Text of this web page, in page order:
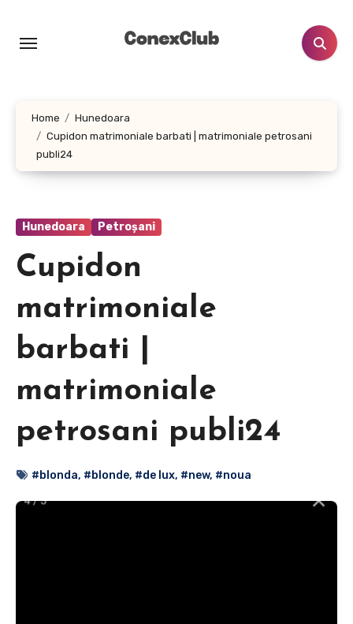
content
Home
Hunedoara
Cupidon matrimoniale barbati | matrimoniale petrosani
publi24
Hunedoara Petroșani
Cupidon
matrimoniale
barbati |
matrimoniale
petrosani publi24
#blonda, #blonde, #de lux, #new, #noua